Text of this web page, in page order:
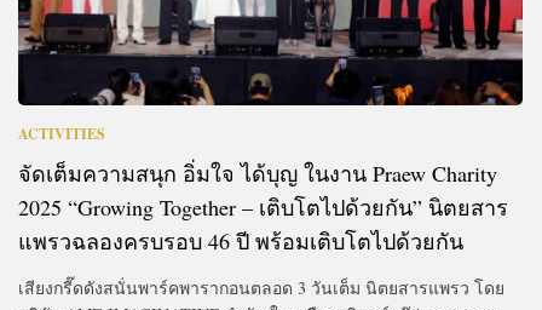
ACTIVITIES
จัดเต็มความสนุก อิ่มใจ ได้บุญ ในงาน Praew Charity
2025 “Growing Together – เติบโตไปด้วยกัน” นิตยสาร
แพรวฉลองครบรอบ 46 ปี พร้อมเติบโตไปด้วยกัน
เสียงกรี๊ดดังสนั่นพาร์คพารากอนตลอด 3 วันเต็ม นิตยสารแพรว โดย